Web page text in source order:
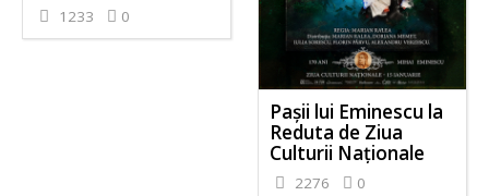
1233 0
Pașii lui Eminescu la
Reduta de Ziua
Culturii Naționale
2276 0